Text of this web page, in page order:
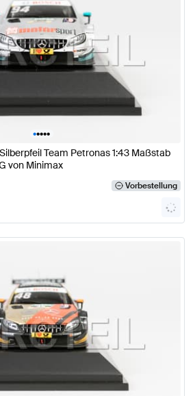
•••••
Team Petronas 1:43 Maßstab
von Minimax
Vorbestellung